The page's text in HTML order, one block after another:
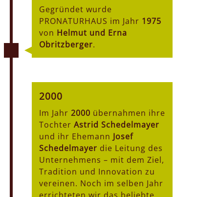
Gegründet wurde
PRONATURHAUS im Jahr 1975
von Helmut und Erna
Obritzberger.
2000
Im Jahr 2000 übernahmen ihre
Tochter Astrid Schedelmayer
und ihr Ehemann Josef
Schedelmayer die Leitung des
Unternehmens – mit dem Ziel,
Tradition und Innovation zu
vereinen. Noch im selben Jahr